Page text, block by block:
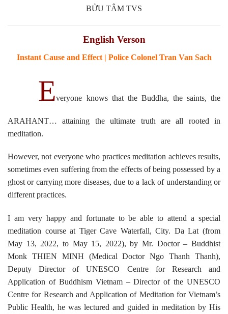
BỬU TÂM TVS
English Verson
Instant Cause and Effect | Police Colonel Tran Van Sach
Everyone knows that the Buddha, the saints, the
ARAHANT… attaining the ultimate truth are all rooted in
meditation.
However, not everyone who practices meditation achieves results,
sometimes even suffering from the effects of being possessed by a
ghost or carrying more diseases, due to a lack of understanding or
different practices.
I am very happy and fortunate to be able to attend a special
meditation course at Tiger Cave Waterfall, City. Da Lat (from
May 13, 2022, to May 15, 2022), by Mr. Doctor – Buddhist
Monk THIEN MINH (Medical Doctor Ngo Thanh Thanh),
Deputy Director of UNESCO Centre for Research and
Application of Buddhism Vietnam – Director of the UNESCO
Centre for Research and Application of Meditation for Vietnam’s
Public Health, he was lectured and guided in meditation by His